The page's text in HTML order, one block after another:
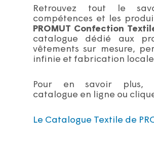
Retrouvez tout le
compétences et les
PROMUT Confection
catalogue dédié aux
vêtements sur mesure,
infinie et fabrication
Pour en savoir plus,
catalogue en ligne ou
Le Catalogue Textile de